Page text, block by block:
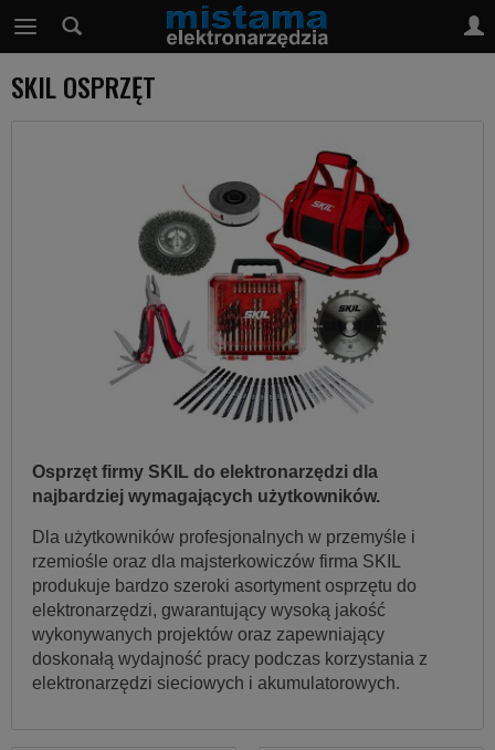
SKIL OSPRZĘT
Osprzęt firmy SKIL do elektronarzędzi dla
najbardziej wymagających użytkowników.
Dla użytkowników profesjonalnych w przemyśle i
rzemiośle oraz dla majsterkowiczów firma SKIL
produkuje bardzo szeroki asortyment osprzętu do
elektronarzędzi, gwarantujący wysoką jakość
wykonywanych projektów oraz zapewniający
doskonałą wydajność pracy podczas korzystania z
elektronarzędzi sieciowych i akumulatorowych.